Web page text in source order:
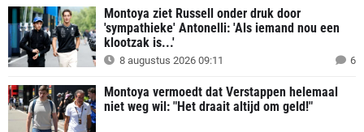
Montoya ziet Russell onder druk door
'sympathieke' Antonelli: 'Als iemand nou een
klootzak is...'
8 augustus 2026 09:11 6
Montoya vermoedt dat Verstappen helemaal
niet weg wil: "Het draait altijd om geld!"